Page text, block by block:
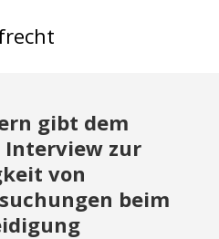
gibt dem
Interview zur
von
beim